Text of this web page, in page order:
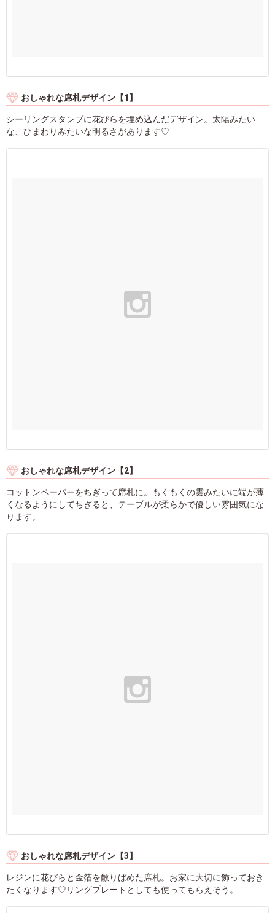
おしゃれな席札デザイン【1】
シーリングスタンプに花びらを埋め込んだデザイン。太陽みたい
な、ひまわりみたいな明るさがあります♡
おしゃれな席札デザイン【2】
コットンペーパーをちぎって席札に。もくもくの雲みたいに端が薄
くなるようにしてちぎると、テーブルが柔らかで優しい雰囲気にな
ります。
おしゃれな席札デザイン【3】
レジンに花びらと金箔を散りばめた席札。お家に大切に飾っておき
たくなります♡リングプレートとしても使ってもらえそう。